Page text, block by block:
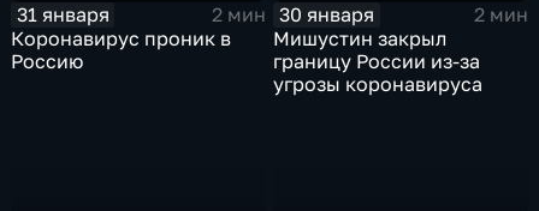
31 января
2 мин
Коронавирус проник в
Россию
30 января
2 мин
Мишустин закрыл
границу России из-за
угрозы коронавируса